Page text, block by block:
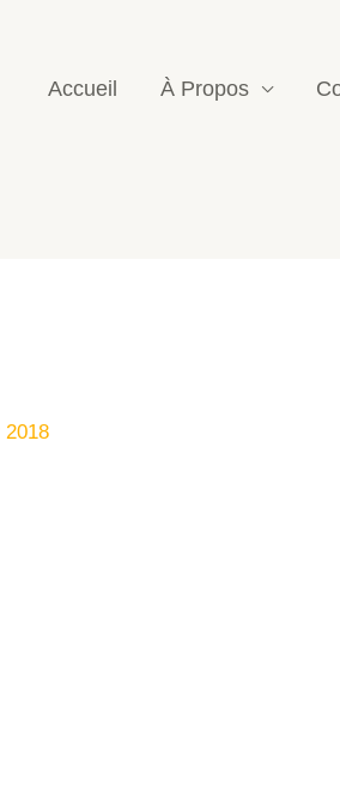
Accueil À Propos
2018